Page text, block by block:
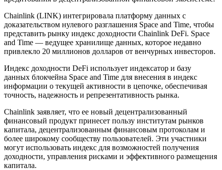
Chainlink (LINK) интегрировала платформу данных с
доказательством нулевого разглашения Space and Time, чтобы
представить рынку индекс доходности Chainlink DeFi. Space
and Time — ведущее хранилище данных, которое недавно
привлекло 20 миллионов долларов от венчурных инвесторов.
Индекс доходности DeFi использует индексатор и базу
данных блокчейна Space and Time для внесения в индекс
информации о текущей активности в цепочке, обеспечивая
точность, надежность и репрезентативность рынка.
Chainlink заявляет, что ее новый децентрализованный
финансовый продукт принесет пользу институтам рынков
капитала, децентрализованным финансовым протоколам и
более широкому сообществу пользователей. Эти участники
могут использовать индекс для возможностей получения
доходности, управления рисками и эффективного размещения
капитала.